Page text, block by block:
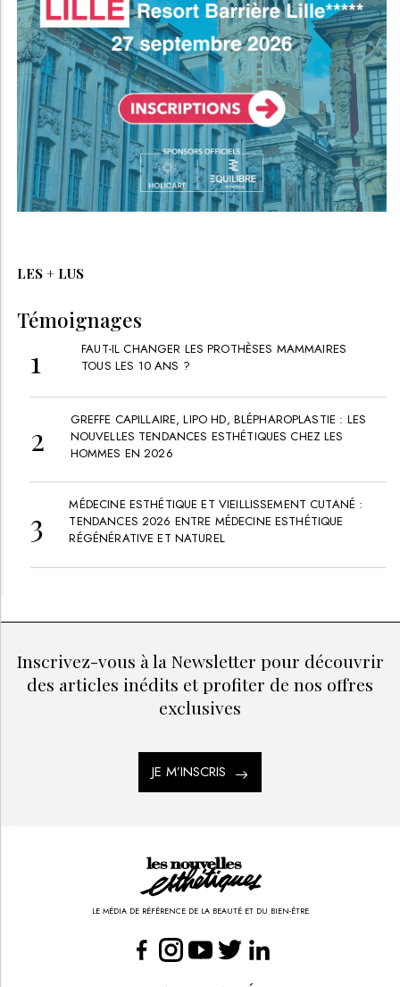
LES + LUS
Témoignages
FAUT-IL CHANGER LES PROTHÈSES MAMMAIRES
TOUS LES 10 ANS ?
GREFFE CAPILLAIRE, LIPO HD, BLÉPHAROPLASTIE : LES
NOUVELLES TENDANCES ESTHÉTIQUES CHEZ LES
HOMMES EN 2026
MÉDECINE ESTHÉTIQUE ET VIEILLISSEMENT CUTANÉ :
TENDANCES 2026 ENTRE MÉDECINE ESTHÉTIQUE
RÉGÉNÉRATIVE ET NATUREL
Inscrivez-vous à la Newsletter pour découvrir
des articles inédits et profiter de nos offres
exclusives
JE M’INSCRIS
LE MÉDIA DE RÉFÉRENCE DE LA BEAUTÉ ET DU BIEN-ÊTRE